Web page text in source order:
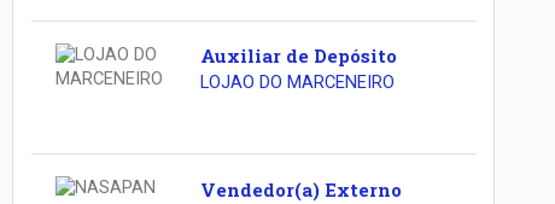
Auxiliar de Depósito
LOJAO DO MARCENEIRO
Vendedor(a) Externo